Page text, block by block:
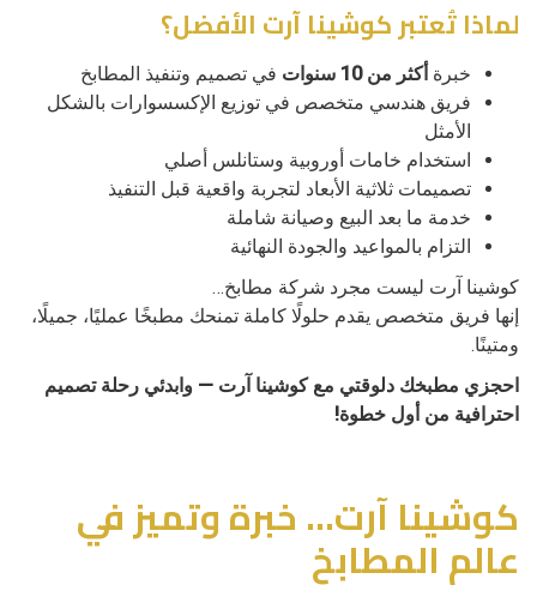
لماذا تُعتبر كوشينا آرت الأفضل؟
خبرة أكثر من 10 سنوات
في تصميم وتنفيذ المطابخ
فريق هندسي متخصص في توزيع الإكسسوارات بالشكل
الأمثل
استخدام خامات أوروبية وستانلس أصلي
تصميمات ثلاثية الأبعاد لتجربة واقعية قبل التنفيذ
خدمة ما بعد البيع وصيانة شاملة
التزام بالمواعيد والجودة النهائية
كوشينا آرت ليست مجرد شركة مطابخ…
إنها فريق متخصص يقدم حلولًا كاملة تمنحك مطبخًا عمليًا، جميلًا،
ومتينًا.
احجزي مطبخك دلوقتي مع كوشينا آرت — وابدئي رحلة تصميم
احترافية من أول خطوة!
كوشينا آرت… خبرة وتميز في
عالم المطابخ